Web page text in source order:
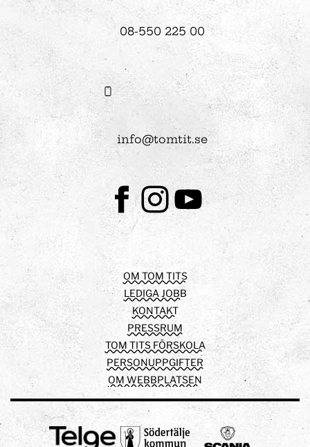
08-550 225 00
info@tomtit.se
FacebookInstagramYoutube
OM TOM TITS
LEDIGA JOBB
KONTAKT
PRESSRUM
TOM TITS FÖRSKOLA
PERSONUPPGIFTER
OM WEBBPLATSEN